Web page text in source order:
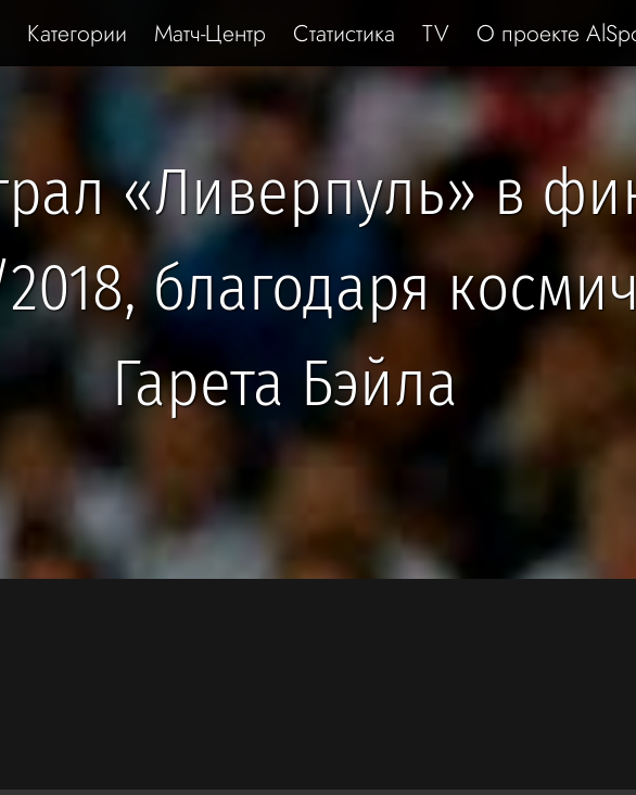
Категории Матч-Центр Статистика TV О проекте
«Ливерпуль» в
благодаря
Гарета Бэйла